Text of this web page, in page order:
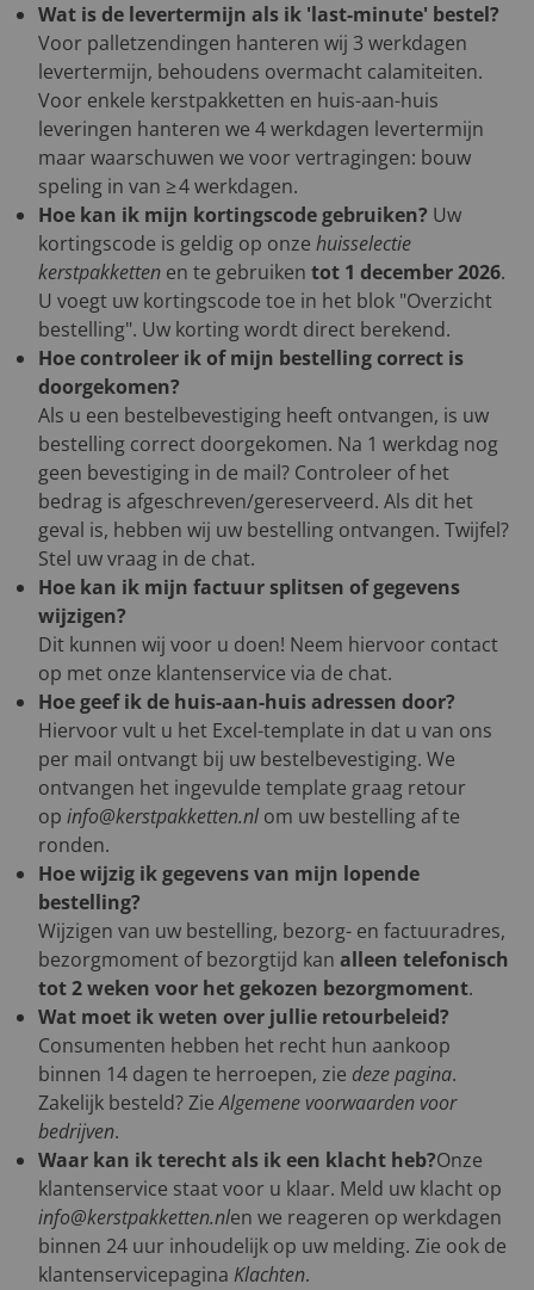
Wat is de levertermijn als ik 'last-minute' bestel?
Voor palletzendingen hanteren wij 3 werkdagen
levertermijn, behoudens overmacht calamiteiten.
Voor enkele kerstpakketten en huis-aan-huis
leveringen hanteren we 4 werkdagen levertermijn
maar waarschuwen we voor vertragingen: bouw
speling in van ≥ 4 werkdagen.
Hoe kan ik mijn kortingscode gebruiken? Uw
kortingscode is geldig op onze huisselectie
kerstpakketten en te gebruiken tot 1 december 2026.
U voegt uw kortingscode toe in het blok "Overzicht
bestelling". Uw korting wordt direct berekend.
Hoe controleer ik of mijn bestelling correct is
doorgekomen?
Als u een bestelbevestiging heeft ontvangen, is uw
bestelling correct doorgekomen. Na 1 werkdag nog
geen bevestiging in de mail? Controleer of het
bedrag is afgeschreven/gereserveerd. Als dit het
geval is, hebben wij uw bestelling ontvangen. Twijfel?
Stel uw vraag in de chat.
Hoe kan ik mijn factuur splitsen of gegevens
wijzigen?
Dit kunnen wij voor u doen! Neem hiervoor contact
op met onze klantenservice via de chat.
Hoe geef ik de huis-aan-huis adressen door?
Hiervoor vult u het Excel-template in dat u van ons
per mail ontvangt bij uw bestelbevestiging. We
ontvangen het ingevulde template graag retour
op info@kerstpakketten.nlom uw bestelling af te
ronden.
Hoe wijzig ik gegevens van mijn lopende
bestelling?
Wijzigen van uw bestelling, bezorg- en factuuradres,
bezorgmoment of bezorgtijd kan alleen telefonisch
tot 2 weken voor het gekozen bezorgmoment.
Wat moet ik weten over jullie retourbeleid?
Consumenten hebben het recht hun aankoop
binnen 14 dagen te herroepen, zie deze pagina.
Zakelijk besteld? ZieAlgemene voorwaarden voor
bedrijven.
Waar kan ik terecht als ik een klacht heb?Onze
klantenservice staat voor u klaar. Meld uw klacht op
info@kerstpakketten.nlen we reageren op werkdagen
binnen 24 uur inhoudelijk op uw melding. Zie ook de
klantenservicepagina Klachten.